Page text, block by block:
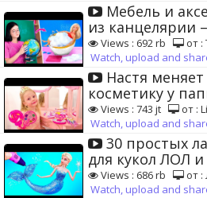
Мебель и
из канцелярии
Views : 692 rb
от :
Watch, upload and
Настя
косметику у
Views : 743 jt
от :
Watch, upload and
30 простых
для кукол ЛОЛ
Views : 686 rb
от
Watch, upload and